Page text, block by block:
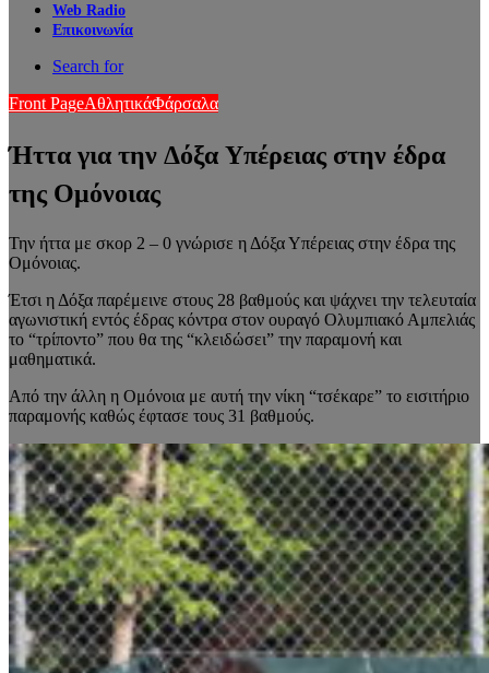
Web Radio
Επικοινωνία
Search for
Front PageΑθλητικάΦάρσαλα
Ήττα για την Δόξα Υπέρειας στην έδρα
της Ομόνοιας
Την ήττα με σκορ 2 – 0 γνώρισε η Δόξα Υπέρειας στην έδρα της
Ομόνοιας.
Έτσι η Δόξα παρέμεινε στους 28 βαθμούς και ψάχνει την τελευταία
αγωνιστική εντός έδρας κόντρα στον ουραγό Ολυμπιακό Αμπελιάς
το “τρίποντο” που θα της “κλειδώσει” την παραμονή και
μαθηματικά.
Από την άλλη η Ομόνοια με αυτή την νίκη “τσέκαρε” το εισιτήριο
παραμονής καθώς έφτασε τους 31 βαθμούς.